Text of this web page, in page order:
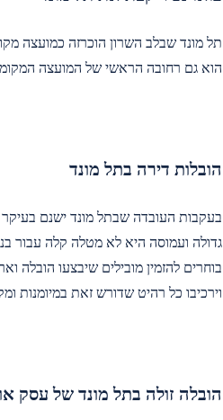
הוא גם רחובה הראשי של המועצה
הובלות דירה בתל מונד
בעקבות העובדה שבתל מונד ישנם
גדולה ועמוסה היא לא מטלה קלה עבור
בוחרים להזמין מובילים שיבצעו הובלה
וירכיבו כל רהיט שדורש זאת במיומנות
הובלה זולה בתל מונד של עסק
דינה מזרחי 17.2.24